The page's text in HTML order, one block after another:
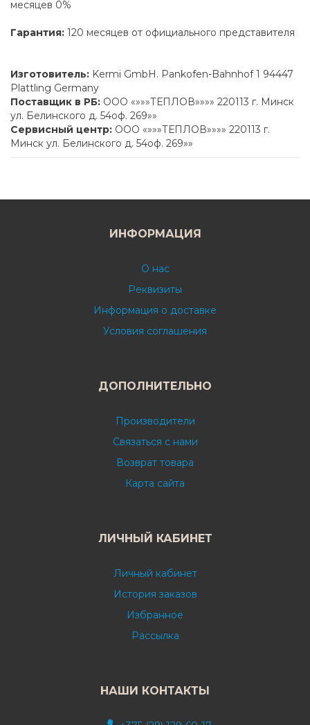
месяцев 0%
Гарантия: 120 месяцев от официального представителя
Изготовитель: Kermi GmbH. Pankofen-Bahnhof 1 94447
Plattling Germany
Поставщик в РБ: ООО «»»»ТЕПЛОВ»»»» 220113 г. Минск
ул. Белинского д. 54оф. 269»»
Сервисный центр: ООО «»»»ТЕПЛОВ»»»» 220113 г.
Минск ул. Белинского д. 54оф. 269»»
ИНФОРМАЦИЯ
О нас
Реквизиты
Информация о доставке
Условия соглашения
ДОПОЛНИТЕЛЬНО
Производители
Связаться с нами
Возврат товара
Карта сайта
ЛИЧНЫЙ КАБИНЕТ
Личный кабинет
История заказов
Избранное
Рассылка
НАШИ КОНТАКТЫ